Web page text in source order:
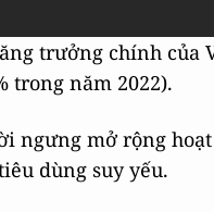
trưởng chính của
trong năm 2022).
ngưng mở rộng
dùng suy yếu.